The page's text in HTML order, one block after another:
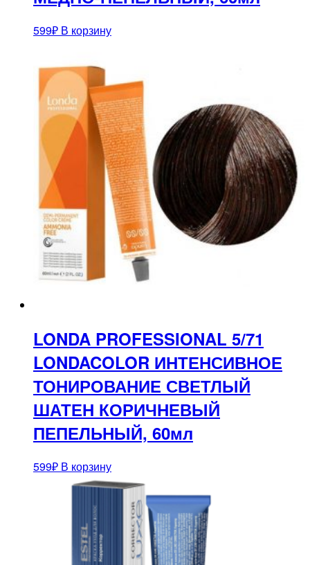
599₽ В корзину
LONDA PROFESSIONAL 5/71
LONDACOLOR ИНТЕНСИВНОЕ
ТОНИРОВАНИЕ СВЕТЛЫЙ
ШАТЕН КОРИЧНЕВЫЙ
ПЕПЕЛЬНЫЙ, 60мл
599₽ В корзину